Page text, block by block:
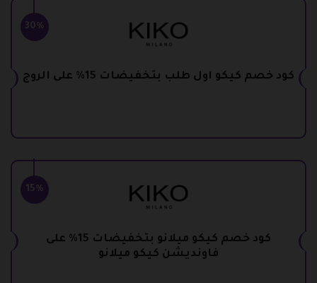
30%
كود خصم كيكو اول طلب بتخفيضات 15% على الروج
15%
كود خصم كيكو ميلانو بتخفيضات 15% على
فاونديشن كيكو ميلانو